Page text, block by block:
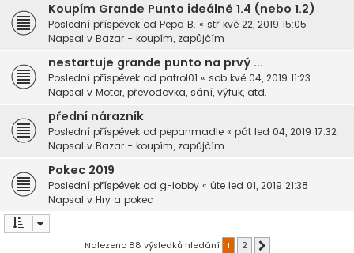
Koupím Grande Punto ideálně 1.4 (nebo 1.2)
Poslední příspěvek od Pepa B. « stř kvě 22, 2019 15:05
Napsal v Bazar - koupím, zapůjčím
nestartuje grande punto na prvý ...
Poslední příspěvek od patrol01 « sob kvě 04, 2019 11:23
Napsal v Motor, převodovka, sání, výfuk, atd.
přední nárazník
Poslední příspěvek od pepanmadle « pát led 04, 2019 17:32
Napsal v Bazar - koupím, zapůjčím
Pokec 2019
Poslední příspěvek od g-lobby « úte led 01, 2019 21:38
Napsal v Hry a pokec
Nalezeno 88 výsledků hledání 1 2